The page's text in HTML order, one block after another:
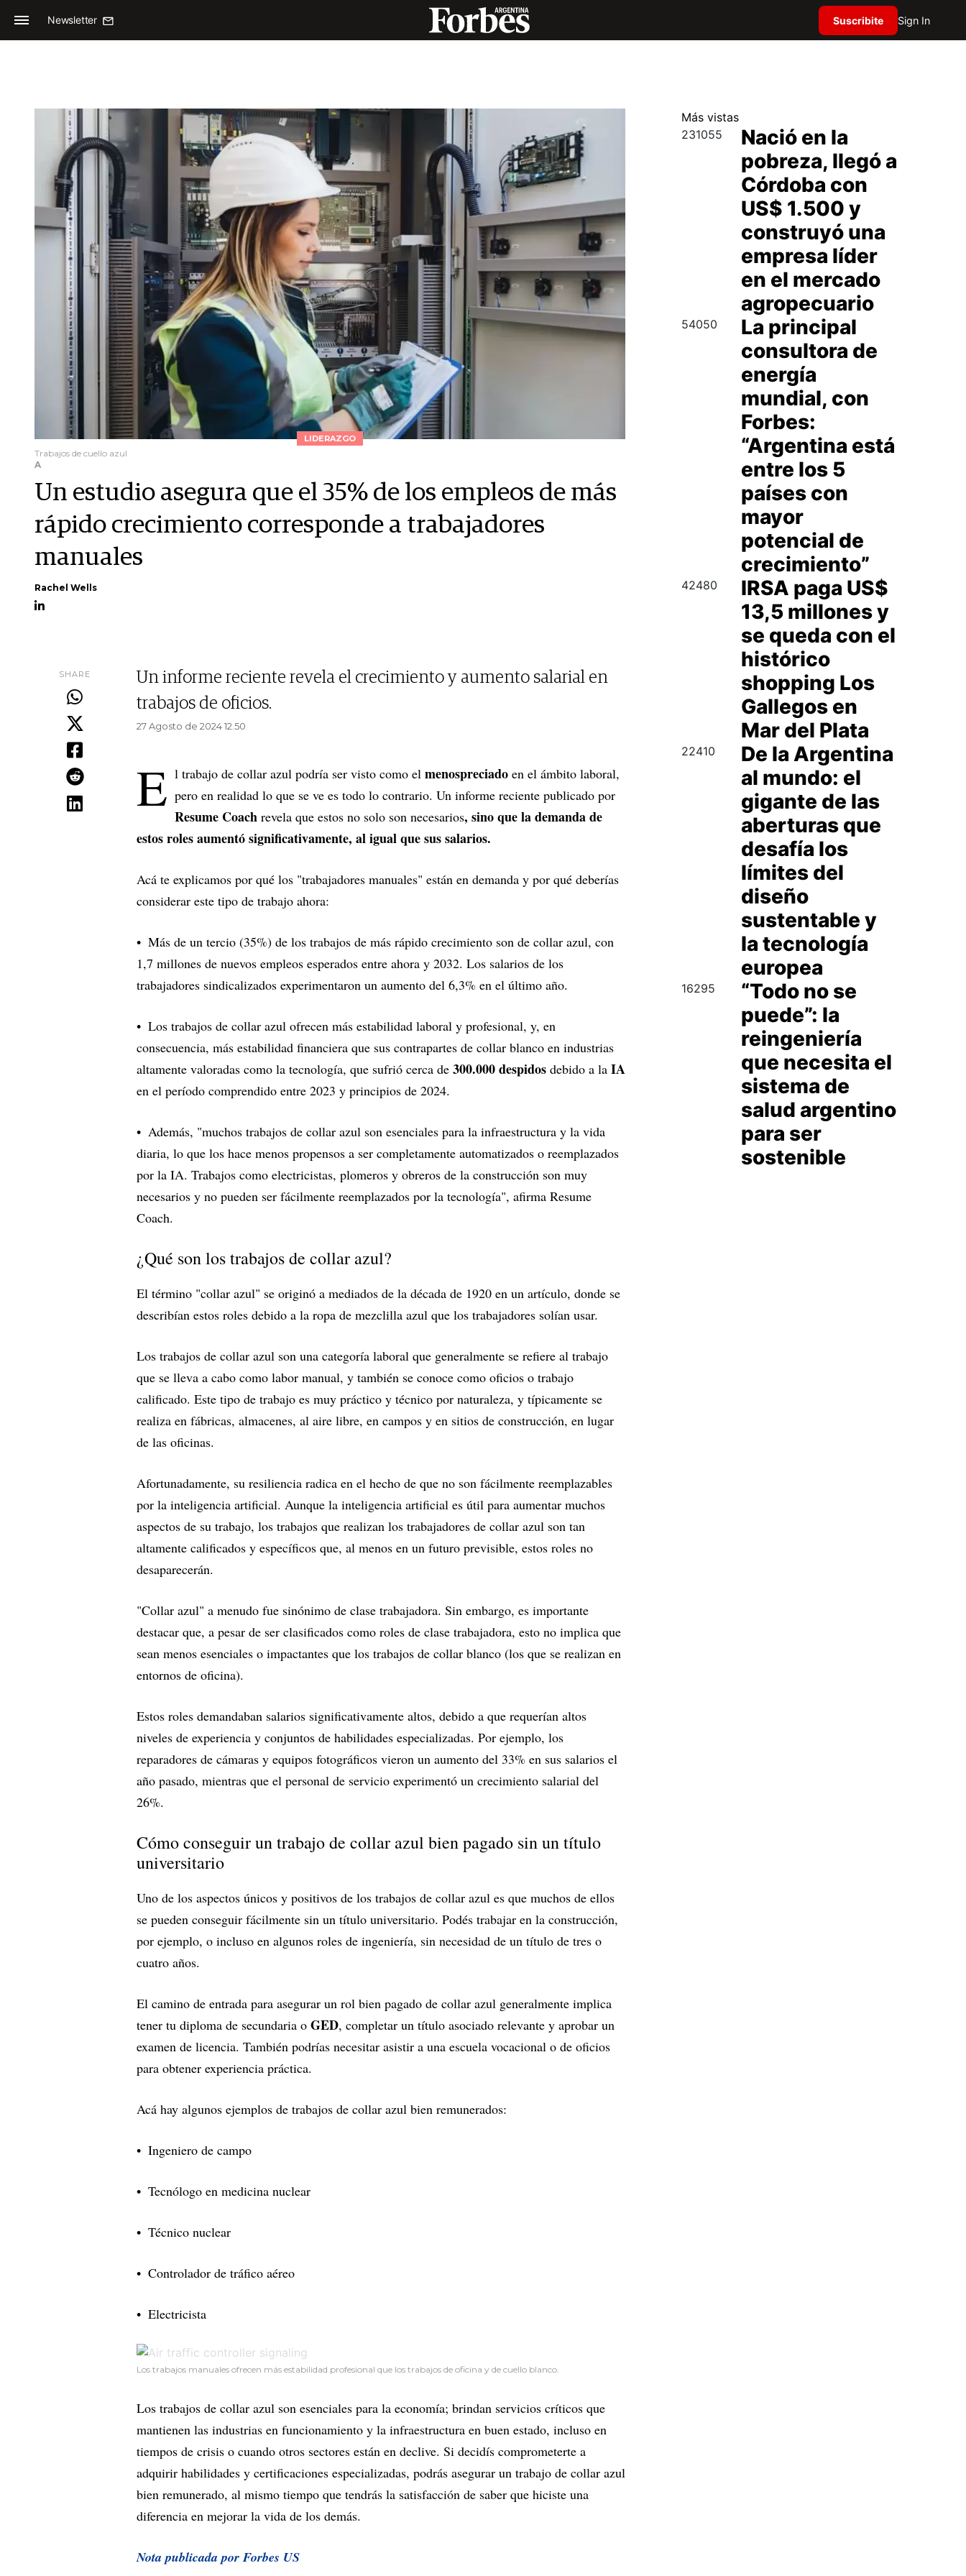
Newsletter Suscribite Sign In
LIDERAZGO
Trabajos de cuello azul
A
Un estudio asegura que el 35% de los empleos de más
rápido crecimiento corresponde a trabajadores
manuales
Rachel Wells
SHARE
Un informe reciente revela el crecimiento y aumento salarial en
trabajos de oficios.
27 Agosto de 2024 12.50
E l trabajo de collar azul podría ser visto como el menospreciado en el ámbito laboral,
pero en realidad lo que se ve es todo lo contrario. Un informe reciente publicado por
Resume Coach revela que estos no solo son necesarios, sino que la demanda de
estos roles aumentó significativamente, al igual que sus salarios.
Acá te explicamos por qué los "trabajadores manuales" están en demanda y por qué deberías
considerar este tipo de trabajo ahora:
Más de un tercio (35%) de los trabajos de más rápido crecimiento son de collar azul, con
1,7 millones de nuevos empleos esperados entre ahora y 2032. Los salarios de los
trabajadores sindicalizados experimentaron un aumento del 6,3% en el último año.
Los trabajos de collar azul ofrecen más estabilidad laboral y profesional, y, en
consecuencia, más estabilidad financiera que sus contrapartes de collar blanco en industrias
altamente valoradas como la tecnología, que sufrió cerca de 300.000 despidos debido a la IA
en el período comprendido entre 2023 y principios de 2024.
Además, "muchos trabajos de collar azul son esenciales para la infraestructura y la vida
diaria, lo que los hace menos propensos a ser completamente automatizados o reemplazados
por la IA. Trabajos como electricistas, plomeros y obreros de la construcción son muy
necesarios y no pueden ser fácilmente reemplazados por la tecnología", afirma Resume
Coach.
¿Qué son los trabajos de collar azul?
El término "collar azul" se originó a mediados de la década de 1920 en un artículo, donde se
describían estos roles debido a la ropa de mezclilla azul que los trabajadores solían usar.
Los trabajos de collar azul son una categoría laboral que generalmente se refiere al trabajo
que se lleva a cabo como labor manual, y también se conoce como oficios o trabajo
calificado. Este tipo de trabajo es muy práctico y técnico por naturaleza, y típicamente se
realiza en fábricas, almacenes, al aire libre, en campos y en sitios de construcción, en lugar
de las oficinas.
Afortunadamente, su resiliencia radica en el hecho de que no son fácilmente reemplazables
por la inteligencia artificial. Aunque la inteligencia artificial es útil para aumentar muchos
aspectos de su trabajo, los trabajos que realizan los trabajadores de collar azul son tan
altamente calificados y específicos que, al menos en un futuro previsible, estos roles no
desaparecerán.
"Collar azul" a menudo fue sinónimo de clase trabajadora. Sin embargo, es importante
destacar que, a pesar de ser clasificados como roles de clase trabajadora, esto no implica que
sean menos esenciales o impactantes que los trabajos de collar blanco (los que se realizan en
entornos de oficina).
Estos roles demandaban salarios significativamente altos, debido a que requerían altos
niveles de experiencia y conjuntos de habilidades especializadas. Por ejemplo, los
reparadores de cámaras y equipos fotográficos vieron un aumento del 33% en sus salarios el
año pasado, mientras que el personal de servicio experimentó un crecimiento salarial del
26%.
Cómo conseguir un trabajo de collar azul bien pagado sin un título
universitario
Uno de los aspectos únicos y positivos de los trabajos de collar azul es que muchos de ellos
se pueden conseguir fácilmente sin un título universitario. Podés trabajar en la construcción,
por ejemplo, o incluso en algunos roles de ingeniería, sin necesidad de un título de tres o
cuatro años.
El camino de entrada para asegurar un rol bien pagado de collar azul generalmente implica
tener tu diploma de secundaria o GED, completar un título asociado relevante y aprobar un
examen de licencia. También podrías necesitar asistir a una escuela vocacional o de oficios
para obtener experiencia práctica.
Acá hay algunos ejemplos de trabajos de collar azul bien remunerados:
Ingeniero de campo
Tecnólogo en medicina nuclear
Técnico nuclear
Controlador de tráfico aéreo
Electricista
Los trabajos manuales ofrecen más estabilidad profesional que los trabajos de oficina y de cuello blanco.
Los trabajos de collar azul son esenciales para la economía; brindan servicios críticos que
mantienen las industrias en funcionamiento y la infraestructura en buen estado, incluso en
tiempos de crisis o cuando otros sectores están en declive. Si decidís comprometerte a
adquirir habilidades y certificaciones especializadas, podrás asegurar un trabajo de collar azul
bien remunerado, al mismo tiempo que tendrás la satisfacción de saber que hiciste una
diferencia en mejorar la vida de los demás.
Nota publicada por Forbes US
Más vistas
231055
Nació en la
pobreza, llegó a
Córdoba con
US$ 1.500 y
construyó una
empresa líder
en el mercado
agropecuario
54050
La principal
consultora de
energía
mundial, con
Forbes:
“Argentina está
entre los 5
países con
mayor
potencial de
crecimiento”
42480
IRSA paga US$
13,5 millones y
se queda con el
histórico
shopping Los
Gallegos en
Mar del Plata
22410
De la Argentina
al mundo: el
gigante de las
aberturas que
desafía los
límites del
diseño
sustentable y
la tecnología
europea
16295
“Todo no se
puede”: la
reingeniería
que necesita el
sistema de
salud argentino
para ser
sostenible